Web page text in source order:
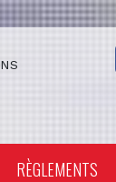
RÈGLEMENTS